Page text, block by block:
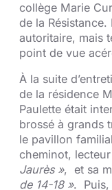
collège Marie
de la
autoritaire, mais
point de vue
À la suite
de la résidence
Paulette était
brossé à grands
le pavillon
cheminot, lecteur
Jaurès », et sa
de 14-18 ». Puis,